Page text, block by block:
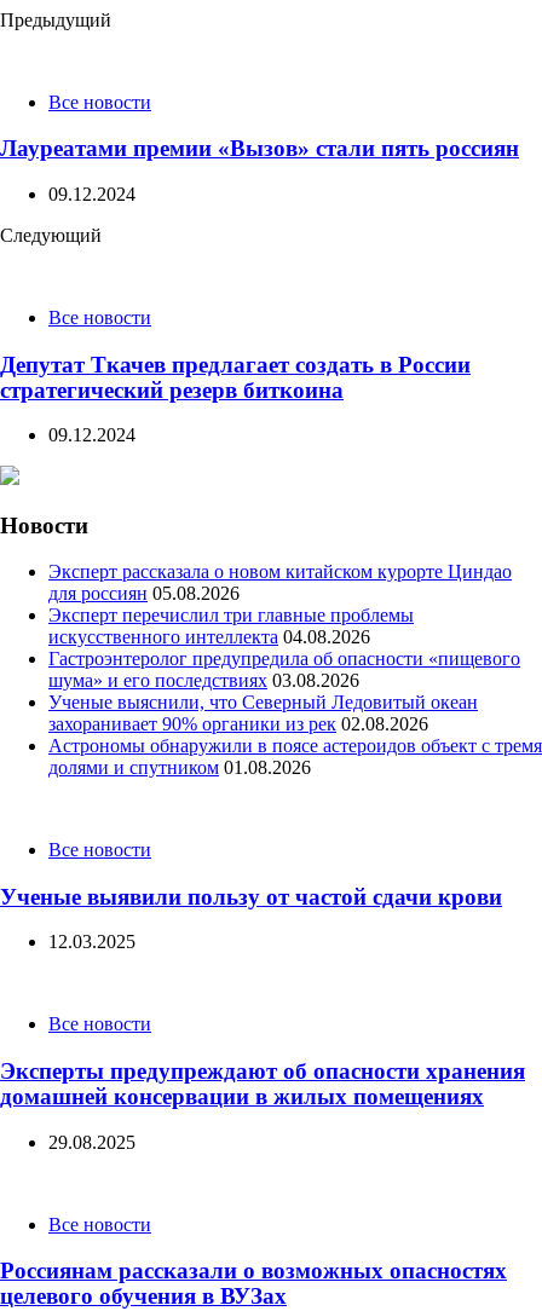
Post
Предыдущий
Все новости
Лауреатами премии «Вызов» стали пять россиян
09.12.2024
Следующий
Все новости
Депутат Ткачев предлагает создать в России
стратегический резерв биткоина
09.12.2024
Новости
Эксперт рассказала о новом китайском курорте Циндао
для россиян 05.08.2026
Эксперт перечислил три главные проблемы
искусственного интеллекта 04.08.2026
Гастроэнтеролог предупредила об опасности «пищевого
шума» и его последствиях 03.08.2026
Ученые выяснили, что Северный Ледовитый океан
захоранивает 90% органики из рек 02.08.2026
Астрономы обнаружили в поясе астероидов объект с тремя
долями и спутником 01.08.2026
CategoriesВсе новости
Ученые выявили пользу от частой сдачи крови
12.03.2025
CategoriesВсе новости
Эксперты предупреждают об опасности хранения
домашней консервации в жилых помещениях
29.08.2025
CategoriesВсе новости
Россиянам рассказали о возможных опасностях
целевого обучения в ВУЗах